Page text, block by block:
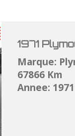
1971
Marque:
67866 Km
Annee: 1971